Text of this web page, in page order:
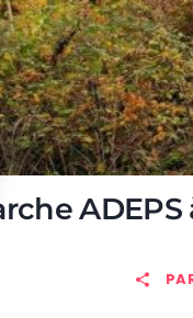
ADEPS